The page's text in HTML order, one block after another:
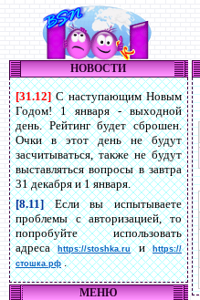
НОВОСТИ
[31.12]С наступающим Новым
Годом! 1 января - выходной
день. Рейтинг будет сброшен.
Очки в этот день не будут
засчитываться, также не будут
выставляться вопросы в завтра
31 декабря и 1 января.
[8.11]Если вы испытываете
проблемы с авторизацией, то
попробуйте использовать
адресаhttps://stoshka.ruиhttps://
стошка.рф.
МЕНЮ